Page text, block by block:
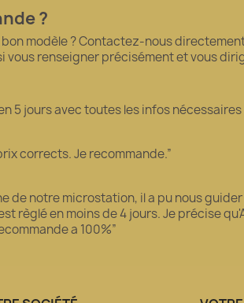
?
modèle ? Contactez-nous
vous renseigner précisément et vous
5 jours avec toutes les infos nécessaires
corrects. Je recommande.”
de notre microstation, il a pu nous
règlé en moins de 4 jours. Je précise
a 100%”